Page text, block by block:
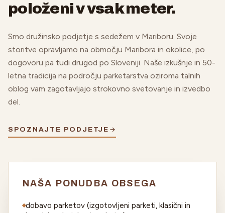
položeni v vsak meter.
Smo družinsko podjetje s sedežem v Mariboru. Svoje
storitve opravljamo na območju Maribora in okolice, po
dogovoru pa tudi drugod po Sloveniji. Naše izkušnje in 50-
letna tradicija na področju parketarstva oziroma talnih
oblog vam zagotavljajo strokovno svetovanje in izvedbo
del.
SPOZNAJTE PODJETJE
NAŠA PONUDBA OBSEGA
dobavo parketov (izgotovljeni parketi, klasični in